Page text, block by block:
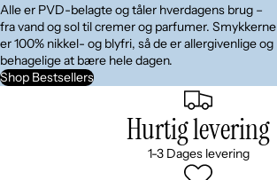
Alle er PVD-belagte og tåler hverdagens brug –
fra vand og sol til cremer og parfumer. Smykkerne
er 100% nikkel- og blyfri, så de er allergivenlige og
behagelige at bære hele dagen.
Shop Bestsellers
Hurtig levering
1-3 Dages levering